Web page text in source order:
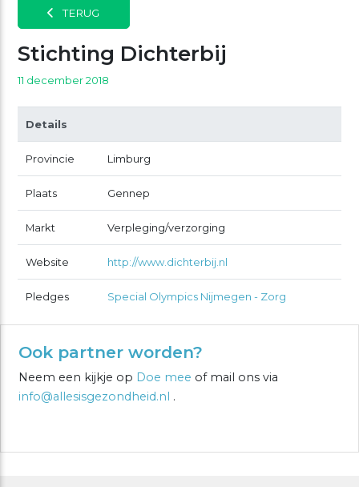
TERUG
Stichting Dichterbij
11 december 2018
Details
Provincie Limburg
Plaats Gennep
Markt Verpleging/verzorging
Website http://www.dichterbij.nl
Pledges Special Olympics Nijmegen - Zorg
Ook partner worden?
Neem een kijkje op Doe mee of mail ons via
info@allesisgezondheid.nl .